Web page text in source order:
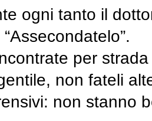
ogni tanto il
per
non fateli
non stanno